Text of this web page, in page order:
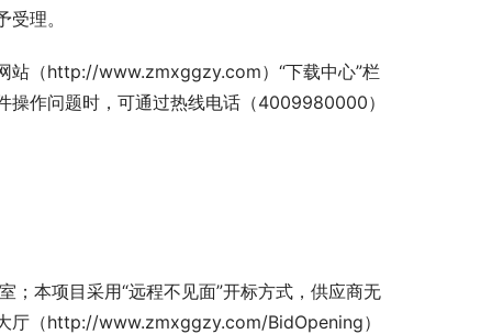
理。
站（http://www.zmxggzy.com）“下载中心”栏
操作问题时，可通过热线电话（4009980000）
本项目采用“远程不见面”开标方式，供应商无
厅（http://www.zmxggzy.com/BidOpening）